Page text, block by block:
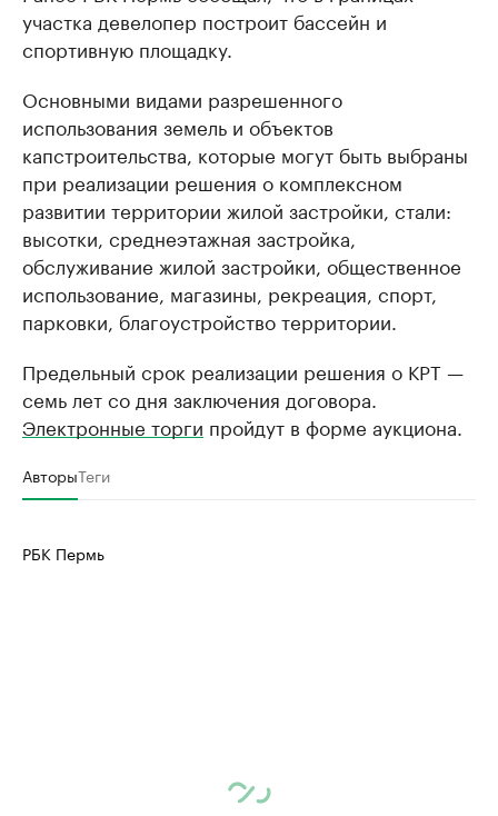
участка девелопер построит бассейн и
спортивную площадку.
Основными видами разрешенного
использования земель и объектов
капстроительства, которые могут быть выбраны
при реализации решения о комплексном
развитии территории жилой застройки, стали:
высотки, среднеэтажная застройка,
обслуживание жилой застройки, общественное
использование, магазины, рекреация, спорт,
парковки, благоустройство территории.
Предельный срок реализации решения о КРТ —
семь лет со дня заключения договора.
Электронные торги пройдут в форме аукциона.
АвторыТеги
РБК Пермь